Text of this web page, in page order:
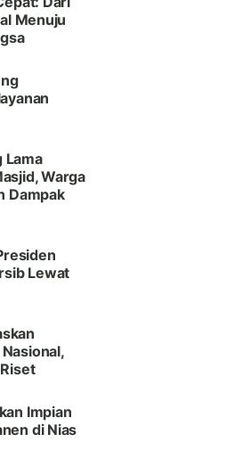
Menuju
Lama
Warga
Dampak
Lewat
Impian
di Nias